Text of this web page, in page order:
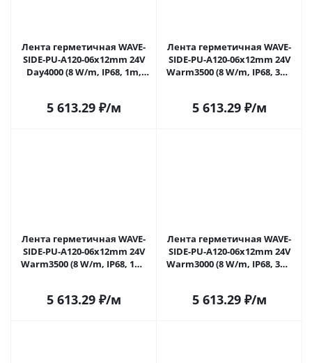
Лента герметичная WAVE-
SIDE-PU-A120-06x12mm 24V
Day4000 (8 W/m, IP68, 1m,
5 613.29₽/м
Лента герметичная WAVE-
SIDE-PU-A120-06x12mm 24V
Warm3500 (8 W/m, IP68, 3m,
5 613.29₽/м
Лента герметичная WAVE-
SIDE-PU-A120-06x12mm 24V
Warm3500 (8 W/m, IP68, 1m,
5 613.29₽/м
Лента герметичная WAVE-
SIDE-PU-A120-06x12mm 24V
Warm3000 (8 W/m, IP68, 3m,
5 613.29₽/м